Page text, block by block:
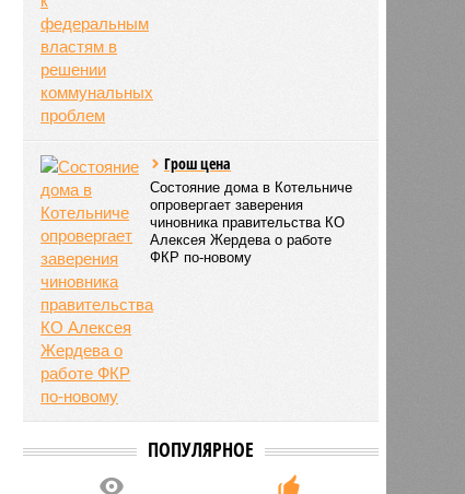
Грош цена
Состояние дома в Котельниче
опровергает заверения
чиновника правительства КО
Алексея Жердева о работе
ФКР по-новому
ПОПУЛЯРНОЕ